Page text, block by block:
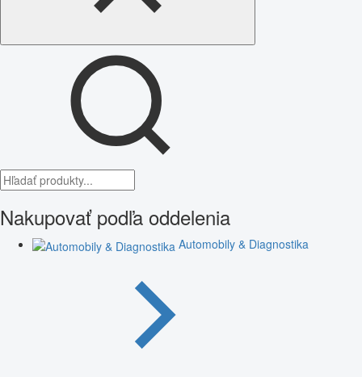
Nakupovať podľa oddelenia
Automobily & Diagnostika